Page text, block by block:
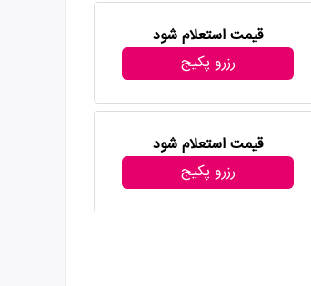
قیمت استعلام شود
رزرو پکیج
قیمت استعلام شود
رزرو پکیج